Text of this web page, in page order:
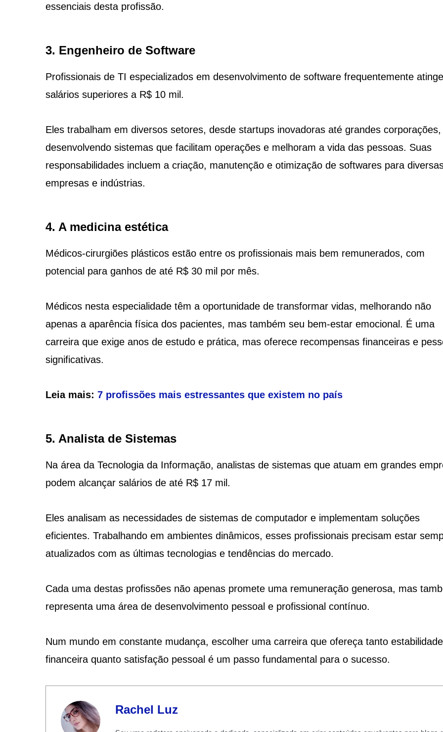
essenciais desta profissão.
3. Engenheiro de Software
Profissionais de TI especializados em desenvolvimento de software frequentemente
salários superiores a R$ 10 mil.
Eles trabalham em diversos setores, desde startups inovadoras até grandes corporações,
desenvolvendo sistemas que facilitam operações e melhoram a vida das pessoas. Suas
responsabilidades incluem a criação, manutenção e otimização de softwares para
empresas e indústrias.
4. A medicina estética
Médicos-cirurgiões plásticos estão entre os profissionais mais bem remunerados, com
potencial para ganhos de até R$ 30 mil por mês.
Médicos nesta especialidade têm a oportunidade de transformar vidas, melhorando não
apenas a aparência física dos pacientes, mas também seu bem-estar emocional. É uma
carreira que exige anos de estudo e prática, mas oferece recompensas financeiras e
significativas.
Leia mais: 7 profissões mais estressantes que existem no país
5. Analista de Sistemas
Na área da Tecnologia da Informação, analistas de sistemas que atuam em grandes
podem alcançar salários de até R$ 17 mil.
Eles analisam as necessidades de sistemas de computador e implementam soluções
eficientes. Trabalhando em ambientes dinâmicos, esses profissionais precisam estar
atualizados com as últimas tecnologias e tendências do mercado.
Cada uma destas profissões não apenas promete uma remuneração generosa, mas
representa uma área de desenvolvimento pessoal e profissional contínuo.
Num mundo em constante mudança, escolher uma carreira que ofereça tanto estabilidade
financeira quanto satisfação pessoal é um passo fundamental para o sucesso.
Rachel Luz